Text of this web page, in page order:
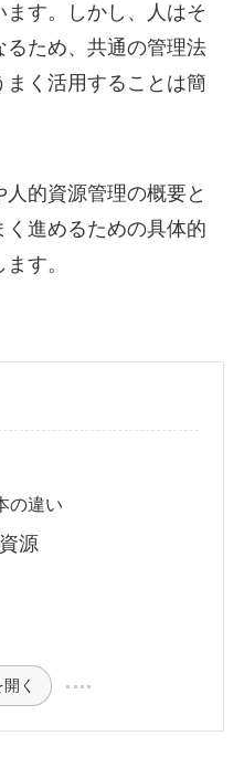
す。しかし、人はそ
ため、共通の管理法
く活用することは簡
的資源管理の概要と
進めるための具体的
す。
の違い
源
く